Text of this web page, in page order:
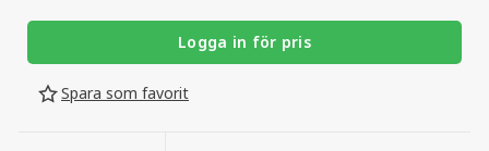
Logga in för pris
Spara som favorit